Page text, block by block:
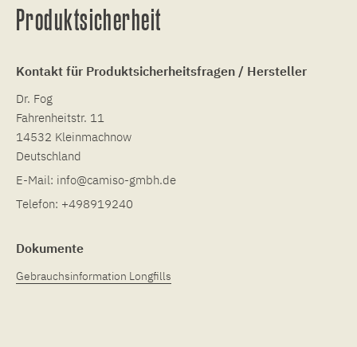
Produktsicherheit
Kontakt für Produktsicherheitsfragen / Hersteller
Dr. Fog
Fahrenheitstr. 11
14532 Kleinmachnow
Deutschland
E-Mail: info@camiso-gmbh.de
Telefon: +498919240
Dokumente
Gebrauchsinformation Longfills